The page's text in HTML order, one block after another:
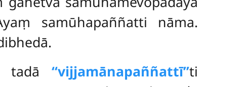
samūhapaññatti nāma.
tadā‘‘vijjamānapaññattī’’ti